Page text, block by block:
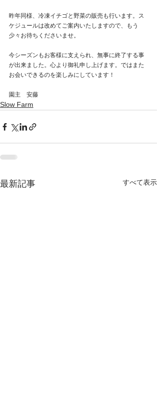
昨年同様、冷凍イチゴと野菜の販売も行います。ス
ケジュールは改めてご案内いたしますので、もう
少々お待ちくださいませ。
今シーズンもお客様に支えられ、無事に終了する事
が出来ました。心より御礼申し上げます。ではまた
お会いできるのを楽しみにしています！
園主　安藤
Slow Farm
最新記事 すべて表示